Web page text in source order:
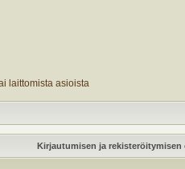
laittomista asioista
Kirjautumisen ja rekisteröitymisen